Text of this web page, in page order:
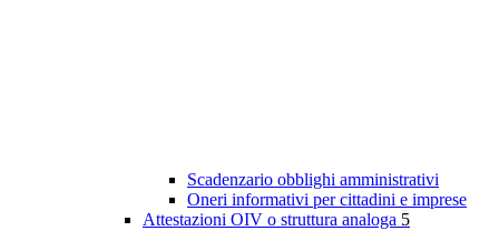
Scadenzario obblighi amministrativi
Oneri informativi per cittadini e imprese
Attestazioni OIV o struttura analoga 5